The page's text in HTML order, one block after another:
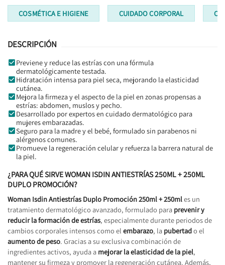
COSMÉTICA E HIGIENE CUIDADO CORPORAL
DESCRIPCIÓN
Previene y reduce las estrías con una fórmula
dermatológicamente testada.
Hidratación intensa para piel seca, mejorando la elasticidad
cutánea.
Mejora la firmeza y el aspecto de la piel en zonas propensas a
estrías: abdomen, muslos y pecho.
Desarrollado por expertos en cuidado dermatológico para
mujeres embarazadas.
Seguro para la madre y el bebé, formulado sin parabenos ni
alérgenos comunes.
Promueve la regeneración celular y refuerza la barrera natural de
la piel.
¿PARA QUÉ SIRVE WOMAN ISDIN ANTIESTRÍAS 250ML + 250ML
DUPLO PROMOCIÓN?
Woman Isdin Antiestrías Duplo Promoción 250ml + 250mles un
tratamiento dermatológico avanzado, formulado para prevenir y
reducir la formación de estrías, especialmente durante periodos de
cambios corporales intensos como el embarazo, la pubertado el
aumento de peso. Gracias a su exclusiva combinación de
ingredientes activos, ayuda a mejorar la elasticidad de la piel,
mantener su firmeza y promover la regeneración cutánea. Además,